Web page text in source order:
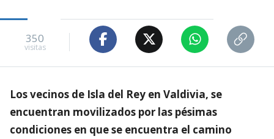
350
visitas
Los vecinos de Isla del Rey en Valdivia, se
encuentran movilizados por las pésimas
condiciones en que se encuentra el camino